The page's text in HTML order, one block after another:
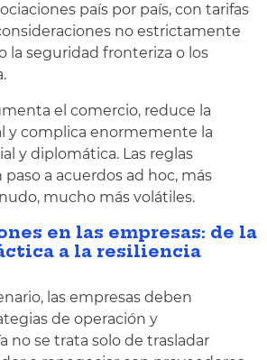
país por país, con tarifas
no estrictamente
la seguridad fronteriza o los
el comercio, reduce la
y complica enormemente la
y diplomática. Las reglas
a acuerdos ad hoc, más
mucho más volátiles.
en las empresas: de la
a la resiliencia
las empresas deben
de operación y
no se trata solo de trasladar